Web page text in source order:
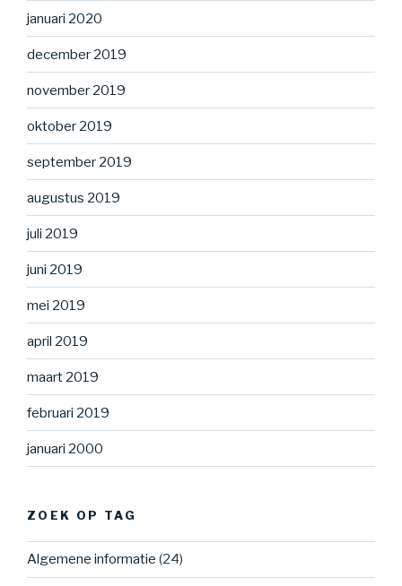
januari 2020
december 2019
november 2019
oktober 2019
september 2019
augustus 2019
juli 2019
juni 2019
mei 2019
april 2019
maart 2019
februari 2019
januari 2000
ZOEK OP TAG
Algemene informatie (24)